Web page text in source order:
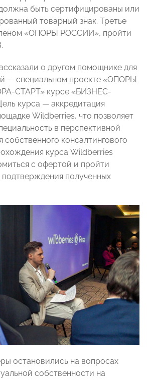
быть сертифицированы или
товарный знак. Третье
«ОПОРЫ РОССИИ», пройти
о другом помощнике для
— специальном проекте «ОПОРЫ
СТАРТ» курсе «БИЗНЕС-
курса — аккредитация
Wildberries, что позволяет
в перспективной
собственного консалтингового
курса Wildberries
с офертой и пройти
полученных
остановились на вопросах
собственности на